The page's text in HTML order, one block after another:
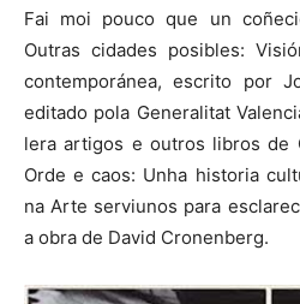
Fai moi pouco que un
Outras cidades posibles:
contemporánea, escrito por
editado pola Generalitat
lera artigos e outros libros de
Orde e caos: Unha historia
na Arte serviunos para
a obra de David Cronenberg.